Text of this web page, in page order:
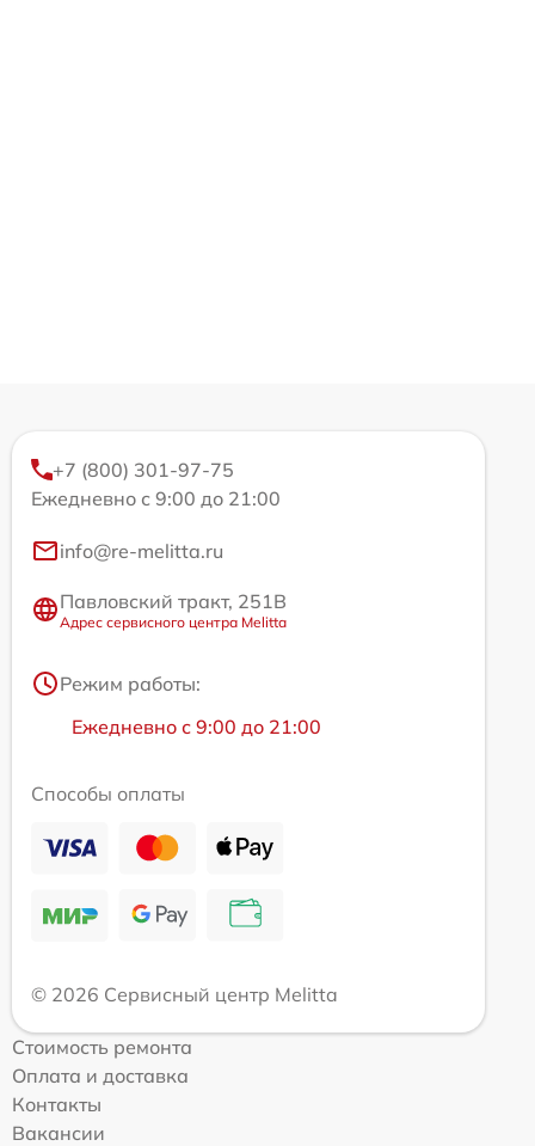
+7 (800) 301-97-75
Ежедневно с 9:00 до 21:00
info@re-melitta.ru
Павловский тракт, 251В
Адрес сервисного центра Melitta
Режим работы:
Ежедневно с 9:00 до 21:00
Способы оплаты
© 2026 Сервисный центр Melitta
Стоимость ремонта
Оплата и доставка
Контакты
Вакансии